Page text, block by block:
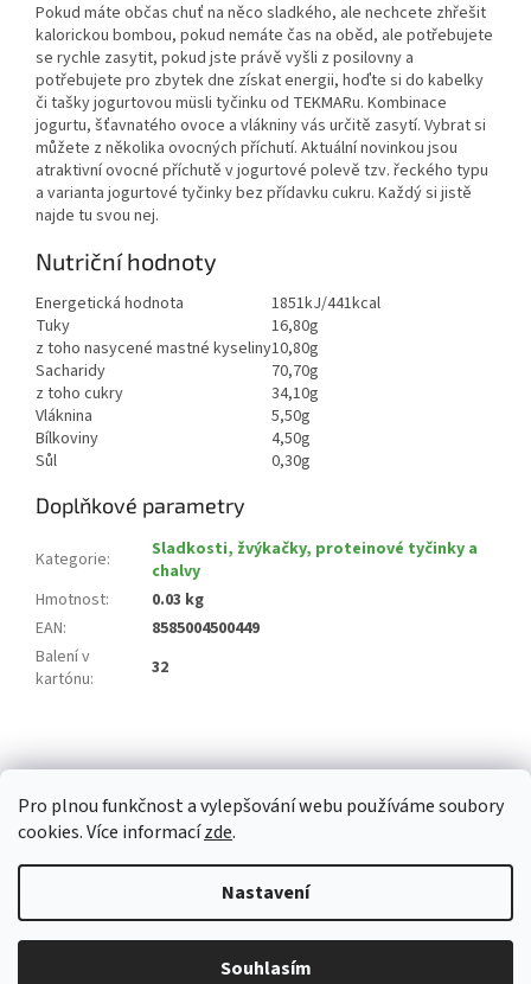
Pro plnou funkčnost a vylepšování webu používáme soubory
cookies. Více informacízde.
Nastavení
Souhlasím
Z důvodu zvýšeného množství objednávek může být dodací doba 3-5
Pokud máte občas chuť na něco sladkého, ale nechcete zhřešit
kalorickou bombou, pokud nemáte čas na oběd, ale potřebujete
se rychle zasytit, pokud jste právě vyšli z posilovny a
potřebujete pro zbytek dne získat energii, hoďte si do kabelky
či tašky jogurtovou müsli tyčinku od TEKMARu. Kombinace
jogurtu, šťavnatého ovoce a vlákniny vás určitě zasytí. Vybrat si
můžete z několika ovocných příchutí. Aktuální novinkou jsou
atraktivní ovocné příchutě v jogurtové polevě tzv. řeckého typu
a varianta jogurtové tyčinky bez přídavku cukru. Každý si jistě
najde tu svou nej.
Nutriční hodnoty
Energetická hodnota
1851kJ/441kcal
Tuky
16,80g
z toho nasycené mastné kyseliny10,80g
Sacharidy
70,70g
z toho cukry
34,10g
Vláknina
5,50g
Bílkoviny
4,50g
Sůl
0,30g
Doplňkové parametry
Kategorie:
Sladkosti, žvýkačky, proteinové tyčinky a
chalvy
Hmotnost:
0.03 kg
EAN:
8585004500449
Balení v
kartónu: 32
á
Copyright 2026Whitemarket.cz. Všechna práva vyhrazena.Upravit
nastavení cookies